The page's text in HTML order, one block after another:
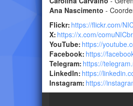
Ana Nascimento -
Flickr: https://flickr.com/
X: https://x.com/
YouTube: https://
Facebook: https://
Telegram: https://
LinkedIn: https://
Instagram: https://